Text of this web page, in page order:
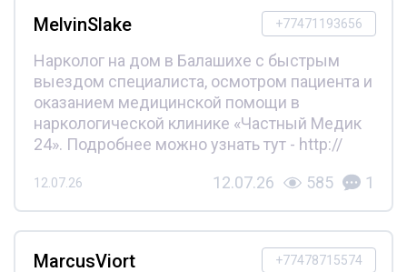
+77471193656
MelvinSlake
Нарколог на дом в Балашихе с быстрым
выездом специалиста, осмотром пациента и
оказанием медицинской помощи в
наркологической клинике «Частный Медик
24». Подробнее можно узнать тут - http://
12.07.26 12.07.26 585 1
+77478715574
MarcusViort